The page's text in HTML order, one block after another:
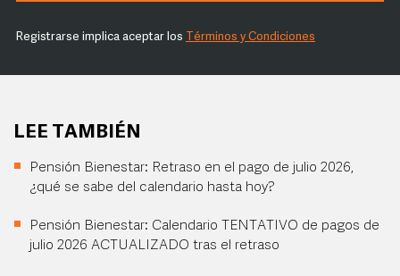
Registrarse implica aceptar los Términos y Condiciones
LEE TAMBIÉN
Pensión Bienestar: Retraso en el pago de julio 2026,
¿qué se sabe del calendario hasta hoy?
Pensión Bienestar: Calendario TENTATIVO de pagos de
julio 2026 ACTUALIZADO tras el retraso